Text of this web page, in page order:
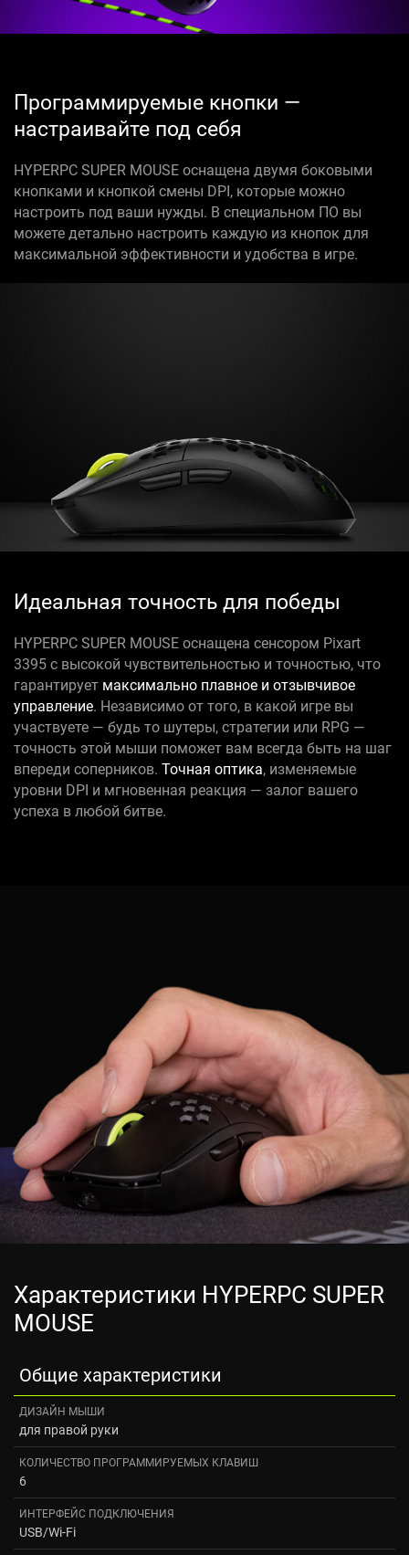
Программируемые кнопки —
настраивайте под себя
HYPERPC SUPER MOUSE оснащена двумя боковыми
кнопками и кнопкой смены DPI, которые можно
настроить под ваши нужды. В специальном ПО вы
можете детально настроить каждую из кнопок для
максимальной эффективности и удобства в игре.
Идеальная точность для победы
HYPERPC SUPER MOUSE оснащена сенсором Pixart
3395 с высокой чувствительностью и точностью, что
гарантирует максимально плавное и отзывчивое
управление. Независимо от того, в какой игре вы
участвуете — будь то шутеры, стратегии или RPG —
точность этой мыши поможет вам всегда быть на шаг
впереди соперников. Точная оптика, изменяемые
уровни DPI и мгновенная реакция — залог вашего
успеха в любой битве.
Характеристики HYPERPC SUPER
MOUSE
Общие характеристики
ДИЗАЙН МЫШИ
для правой руки
КОЛИЧЕСТВО ПРОГРАММИРУЕМЫХ КЛАВИШ
6
ИНТЕРФЕЙС ПОДКЛЮЧЕНИЯ
USB/Wi-Fi